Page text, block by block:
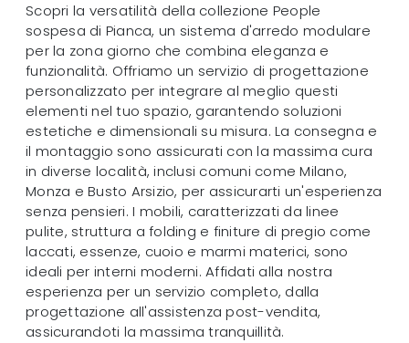
Scopri la versatilità della collezione People
sospesa di Pianca, un sistema d'arredo modulare
per la zona giorno che combina eleganza e
funzionalità. Offriamo un servizio di progettazione
personalizzato per integrare al meglio questi
elementi nel tuo spazio, garantendo soluzioni
estetiche e dimensionali su misura. La consegna e
il montaggio sono assicurati con la massima cura
in diverse località, inclusi comuni come Milano,
Monza e Busto Arsizio, per assicurarti un'esperienza
senza pensieri. I mobili, caratterizzati da linee
pulite, struttura a folding e finiture di pregio come
laccati, essenze, cuoio e marmi materici, sono
ideali per interni moderni. Affidati alla nostra
esperienza per un servizio completo, dalla
progettazione all'assistenza post-vendita,
assicurandoti la massima tranquillità.